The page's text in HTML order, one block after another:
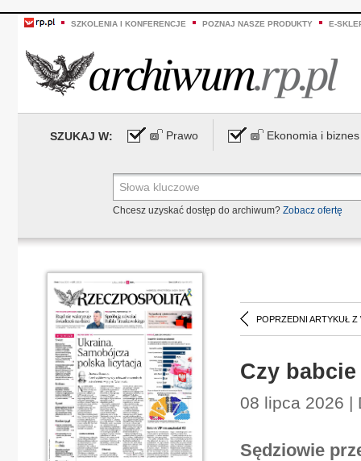
SZKOLENIA I KONFERENCJE POZNAJ NASZE PRODUKTY E-
SZUKAJ W: Prawo Ekonomia i biznes
Chcesz uzyskać dostęp do archiwum? Zobacz ofertę
POPRZEDNI ARTYKUŁ Z
Czy
08 lipca 2026 |
Sędziowie